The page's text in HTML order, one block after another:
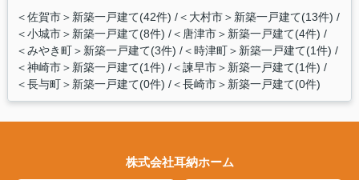
＜佐賀市＞新築一戸建て(42件) ＜大村市＞新築一戸建て(13件)
＜小城市＞新築一戸建て(8件) ＜唐津市＞新築一戸建て(4件)
＜みやき町＞新築一戸建て(3件) ＜時津町＞新築一戸建て(1件)
＜神崎市＞新築一戸建て(1件) ＜諫早市＞新築一戸建て(1件)
＜長与町＞新築一戸建て(0件) ＜長崎市＞新築一戸建て(0件)
株式会社耳納ホーム